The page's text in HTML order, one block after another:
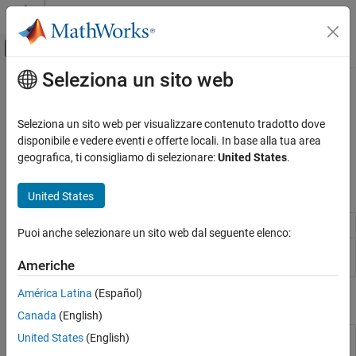
Vai al contenuto
Attiva/disattiva menu di navigazione
Pagina iniziale della documentazione
Importazione dei dati e analisi
Importazione ed esportazione di dati
Schede e kit hardware
Categoria
Installazione e impostazione
Collegamento all'hardware BeagleBone
Black
LED
Contenuto principale
Fotocamera web
Utilizzare la fotocamera web di BeagleBone®Black
Utilizzare e controllare la fotocamera web di BeagleBone Black
Oggetti
Funzioni
clear Terminate connection to
Seleziona un sito web
Seleziona un sito web per visualizzare contenuto tradotto dove
disponibile e vedere eventi e offerte locali. In base alla tua area
geografica, ti consigliamo di selezionare:United States.
United States
Puoi anche selezionare un sito web dal seguente elenco:
Americhe
América Latina (Español)
Canada (English)
United States (English)